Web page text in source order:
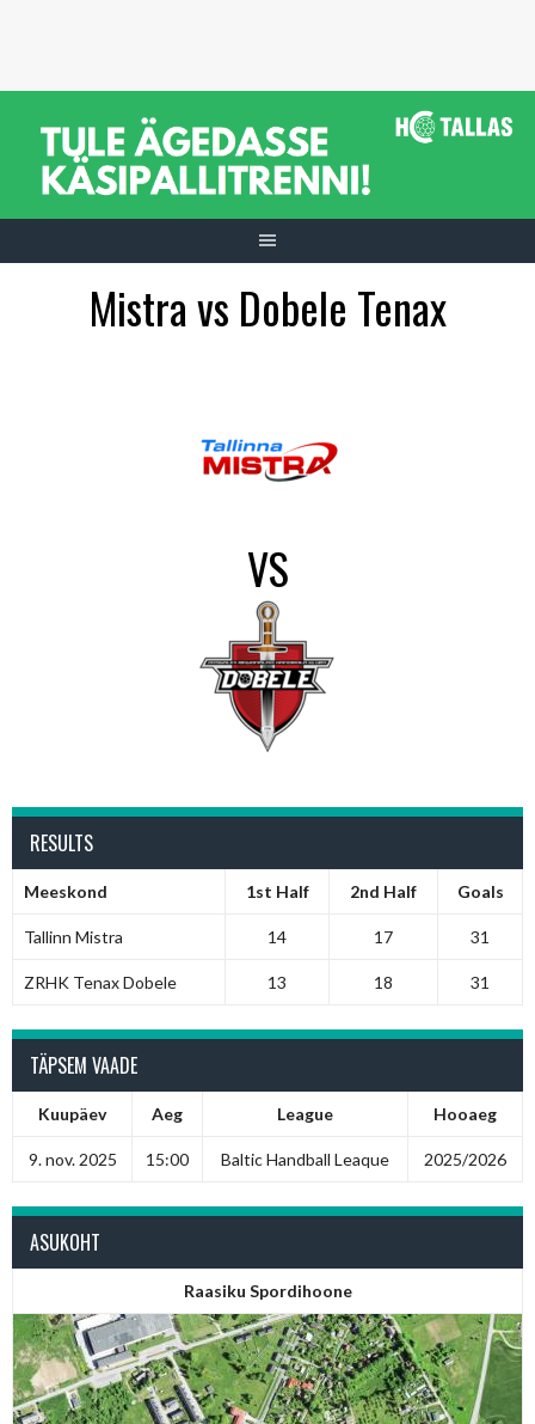
Mistra vs Dobele Tenax
VS
RESULTS
Meeskond 1st Half 2nd Half Goals
Tallinn Mistra 14 17 31
ZRHK Tenax Dobele 13 18 31
TÄPSEM VAADE
Kuupäev Aeg League Hooaeg
9. nov. 2025 15:00 Baltic Handball Leaque 2025/2026
ASUKOHT
Raasiku Spordihoone